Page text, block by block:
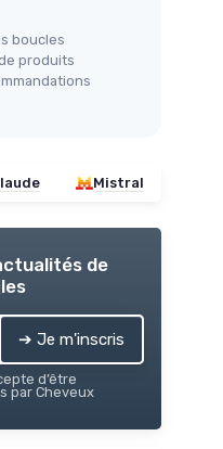
boucles
produits
Mistral
de
➔ Je m'inscris
d’être
par Cheveux